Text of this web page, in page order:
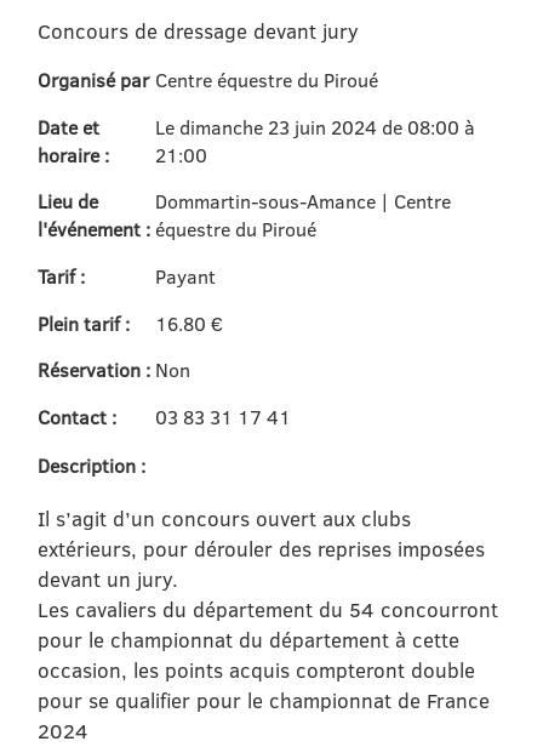
Concours de dressage devant jury
Organisé par Centre équestre du Piroué
Date et
horaire :
Le dimanche 23 juin 2024 de 08:00 à
21:00
Lieu de
l'événement :
Dommartin-sous-Amance | Centre
équestre du Piroué
Tarif :
Payant
Plein tarif :
16.80 €
Réservation : Non
Contact :
03 83 31 17 41
Description :
Il s’agit d’un concours ouvert aux clubs
extérieurs, pour dérouler des reprises imposées
devant un jury.
Les cavaliers du département du 54 concourront
pour le championnat du département à cette
occasion, les points acquis compteront double
pour se qualifier pour le championnat de France
2024